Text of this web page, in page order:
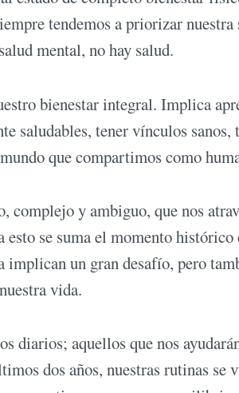
tendemos a priorizar
mental, no hay salud.
bienestar integral. Implica
saludables, tener vínculos sanos,
que compartimos como
y ambiguo, que nos
se suma el momento histórico
un gran desafío, pero
vida.
diarios; aquellos que nos
dos años, nuestras rutinas